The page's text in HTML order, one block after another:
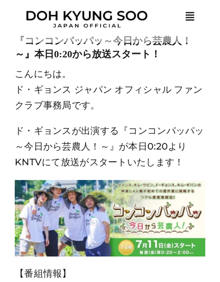
content
Toggle
HOME
NEWS
MEMBER ONLY
LOGIN
JOIN
『コンコンパッパッ～今日から芸農人！
～』本日0:20から放送スタート！
こんにちは。
ド・ギョンス ジャパン オフィシャル ファン
クラブ事務局です。
ド・ギョンスが出演する『コンコンパッパッ
～今日から芸農人！～』が本日0:20より
KNTVにて放送がスタートいたします！
【番組情報】